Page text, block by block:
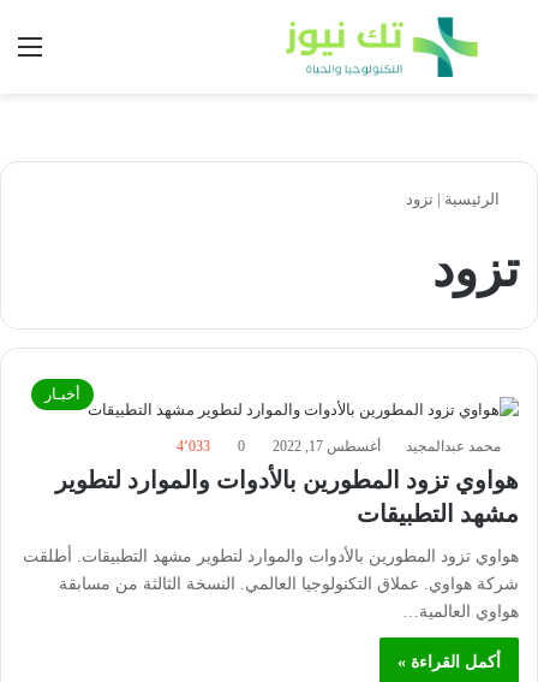
بحث عن
الرئيسية | تزود
تزود
أخبـار
محمد عبدالمجيد أغسطس 17, 2022 0 4٬033
هواوي تزود المطورين بالأدوات والموارد لتطوير
مشهد التطبيقات
هواوي تزود المطورين بالأدوات والموارد لتطوير مشهد التطبيقات. أطلقت
شركة هواوي. عملاق التكنولوجيا العالمي. النسخة الثالثة من مسابقة
هواوي العالمية…
أكمل القراءة »